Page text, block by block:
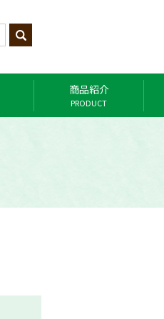
商品紹介
PRODUCT